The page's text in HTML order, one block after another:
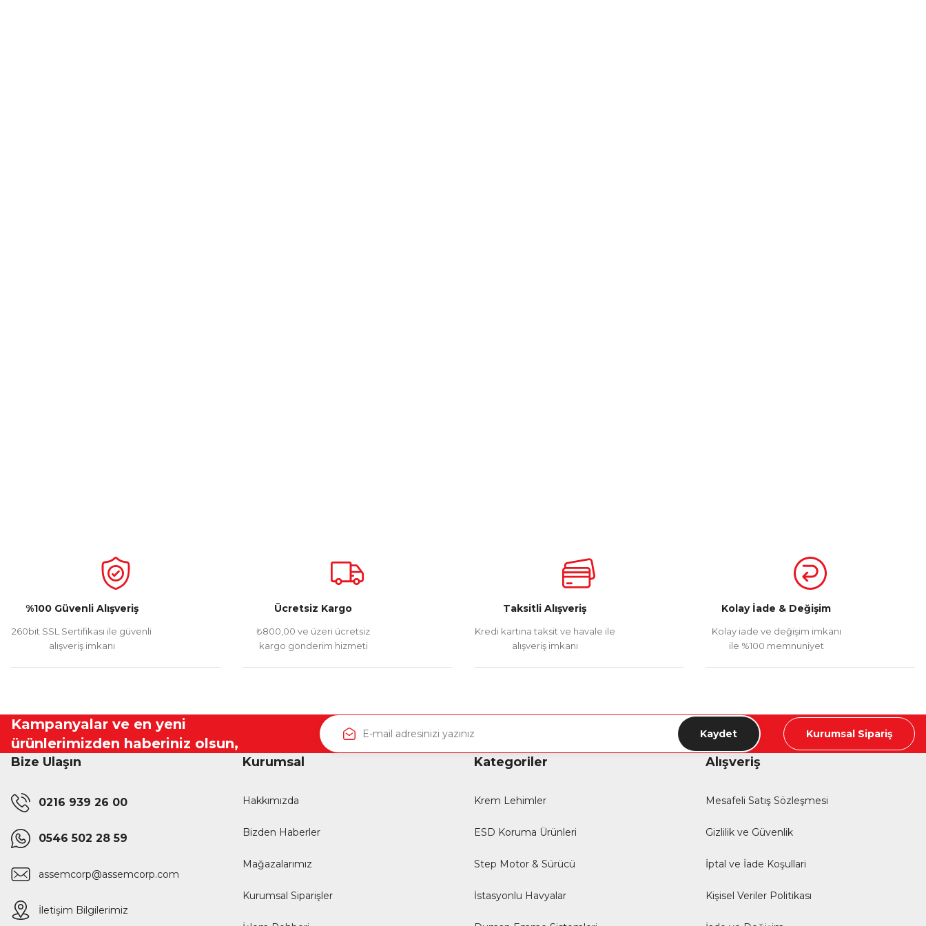
%100 Güvenli Alışveriş
260bit SSL Sertifikası ile güvenli
alışveriş imkanı
Ücretsiz Kargo
₺800,00 ve üzeri ücretsiz
kargo gönderim hizmeti
Taksitli Alışveriş
Kredi kartına taksit ve havale ile
alışveriş imkanı
Kolay İade & Değişim
Kolay iade ve değişim imkanı
ile %100 memnuniyet
Kampanyalar ve en yeni
ürünlerimizden haberiniz olsun,
Kaydet Kurumsal Sipariş
Bize Ulaşın
0216 939 26 00
0546 502 28 59
assemcorp@assemcorp.com
İletişim Bilgilerimiz
Kurumsal
Hakkımızda
Bizden Haberler
Mağazalarımız
Kurumsal Siparişler
Kategoriler
Krem Lehimler
ESD Koruma Ürünleri
Step Motor & Sürücü
İstasyonlu Havyalar
Alışveriş
Mesafeli Satış Sözleşmesi
Gizlilik ve Güvenlik
İptal ve İade Koşullari
Kişisel Veriler Politikası